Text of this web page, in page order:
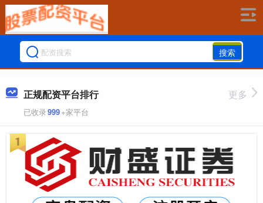
搜索
正规配资平台排行
已收录999+家平台
更多